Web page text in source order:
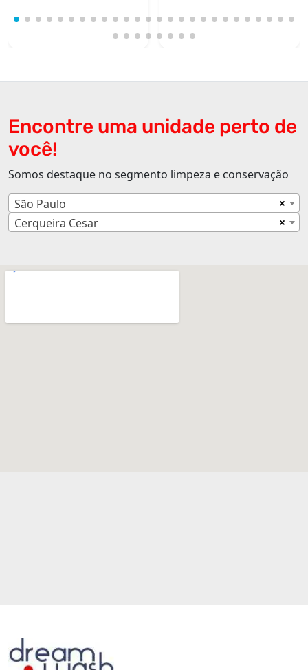
Encontre uma unidade perto de
você!
Somos destaque no segmento limpeza e conservação
×
São Paulo
×
Cerqueira Cesar